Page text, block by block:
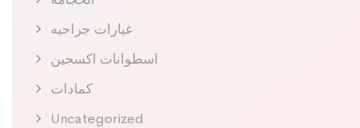
غيارات جراحيه
اسطوانات اكسجين
كمادات
Uncategorized